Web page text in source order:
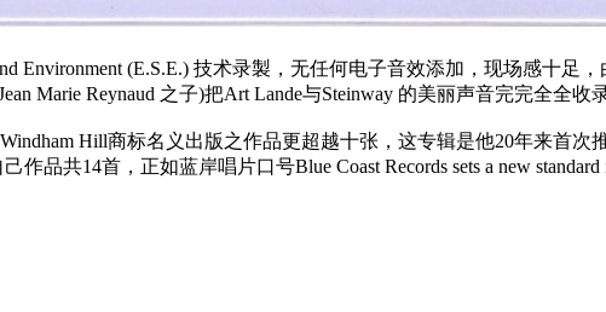
Environment (E.S.E.) 技术录製，无任何电子音效添加，现场感十
Marie Reynaud 之子)把Art Lande与Steinway 的美丽声音完完全全
Hill商标名义出版之作品更超越十张，这专辑是他20年来首次
作品共14首，正如蓝岸唱片口号Blue Coast Records sets a new standard